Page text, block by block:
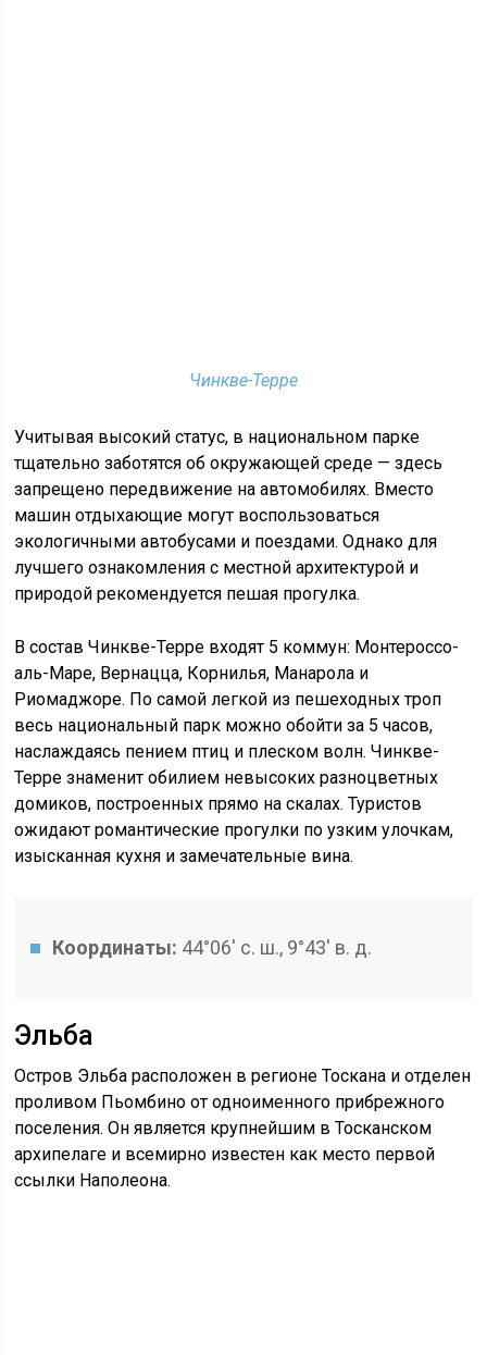
Чинкве-Терре
Учитывая высокий статус, в национальном парке
тщательно заботятся об окружающей среде — здесь
запрещено передвижение на автомобилях. Вместо
машин отдыхающие могут воспользоваться
экологичными автобусами и поездами. Однако для
лучшего ознакомления с местной архитектурой и
природой рекомендуется пешая прогулка.
В состав Чинкве-Терре входят 5 коммун: Монтероссо-
аль-Маре, Вернацца, Корнилья, Манарола и
Риомаджоре. По самой легкой из пешеходных троп
весь национальный парк можно обойти за 5 часов,
наслаждаясь пением птиц и плеском волн. Чинкве-
Терре знаменит обилием невысоких разноцветных
домиков, построенных прямо на скалах. Туристов
ожидают романтические прогулки по узким улочкам,
изысканная кухня и замечательные вина.
Координаты: 44°06′ с. ш., 9°43′ в. д.
Эльба
Остров Эльба расположен в регионе Тоскана и отделен
проливом Пьомбино от одноименного прибрежного
поселения. Он является крупнейшим в Тосканском
архипелаге и всемирно известен как место первой
ссылки Наполеона.